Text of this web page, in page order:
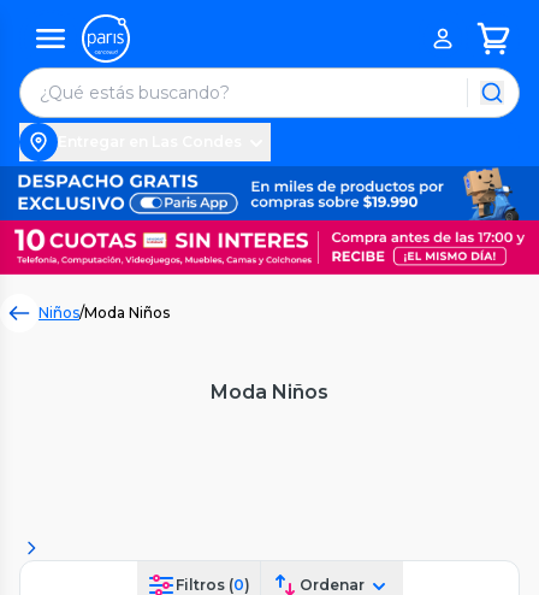
Niños/Moda Niños
Moda Niños
Filtros (0) Ordenar